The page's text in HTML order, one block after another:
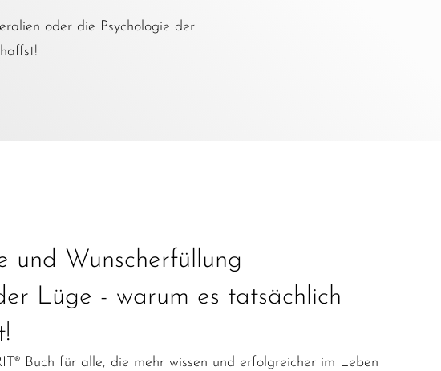
oder die Psychologie der
und Wunscherfüllung
Lüge - warum es tatsächlich
Buch für alle, die mehr wissen und erfolgreicher im Leben